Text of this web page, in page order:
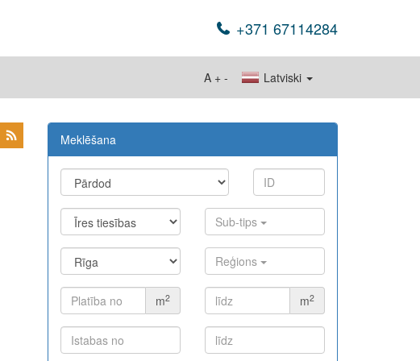
+371 67114284
Latviski
A + -
Meklēšana
Sub-tips
Reģions
m2 m2